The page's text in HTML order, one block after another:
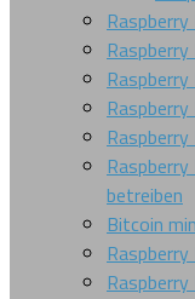
betreiben
Bitcoin